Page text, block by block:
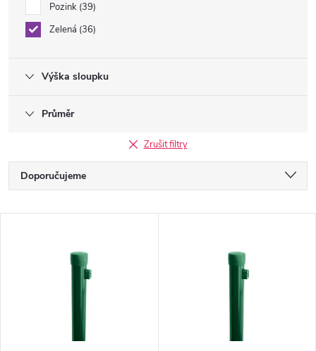
Pozink 39
Zelená 36
Výška sloupku
Průměr
Zrušit filtry
Ř
a
Doporučujeme
Nejprodávanější